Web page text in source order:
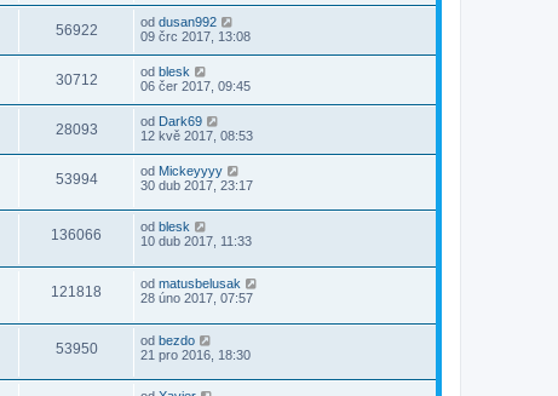
56922 od dusan992
09 črc 2017, 13:08
30712 od blesk
06 čer 2017, 09:45
28093 od Dark69
12 kvě 2017, 08:53
53994 od Mickeyyyy
30 dub 2017, 23:17
136066 od blesk
10 dub 2017, 11:33
121818 od matusbelusak
28 úno 2017, 07:57
53950 od bezdo
21 pro 2016, 18:30